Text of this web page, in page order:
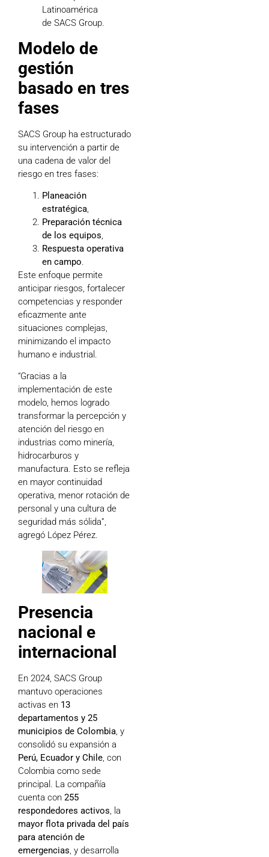
Latinoamérica
de SACS Group.
Modelo de
gestión
basado en tres
fases
SACS Group ha estructurado
su intervención a partir de
una cadena de valor del
riesgo en tres fases:
Planeación
estratégica,
Preparación técnica
de los equipos,
Respuesta operativa
en campo.
Este enfoque permite
anticipar riesgos, fortalecer
competencias y responder
eficazmente ante
situaciones complejas,
minimizando el impacto
humano e industrial.
“Gracias a la
implementación de este
modelo, hemos logrado
transformar la percepción y
atención del riesgo en
industrias como minería,
hidrocarburos y
manufactura. Esto se refleja
en mayor continuidad
operativa, menor rotación de
personal y una cultura de
seguridad más sólida”,
agregó López Pérez.
Presencia
nacional e
internacional
En 2024, SACS Group
mantuvo operaciones
activas en 13
departamentos y 25
municipios de Colombia, y
consolidó su expansión a
Perú, Ecuador y Chile, con
Colombia como sede
principal. La compañía
cuenta con 255
respondedores activos, la
mayor flota privada del país
para atención de
emergencias, y desarrolla